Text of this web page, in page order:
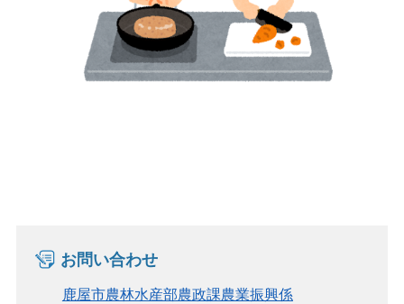
お問い合わせ
鹿屋市農林水産部農政課農業振興係